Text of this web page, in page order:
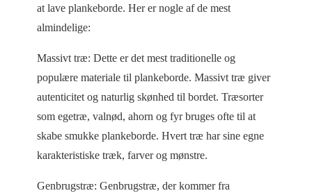
at lave plankeborde. Her er nogle af de mest
almindelige:
Massivt træ: Dette er det mest traditionelle og
populære materiale til plankeborde. Massivt træ giver
autenticitet og naturlig skønhed til bordet. Træsorter
som egetræ, valnød, ahorn og fyr bruges ofte til at
skabe smukke plankeborde. Hvert træ har sine egne
karakteristiske træk, farver og mønstre.
Genbrugstræ: Genbrugstræ, der kommer fra